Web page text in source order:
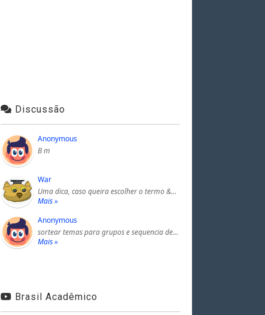
Discussão
Anonymous
B m
War
Uma dica, caso queira escolher o termo &…
Mais »
Anonymous
sortear temas para grupos e sequencia de…
Mais »
Brasil Acadêmico